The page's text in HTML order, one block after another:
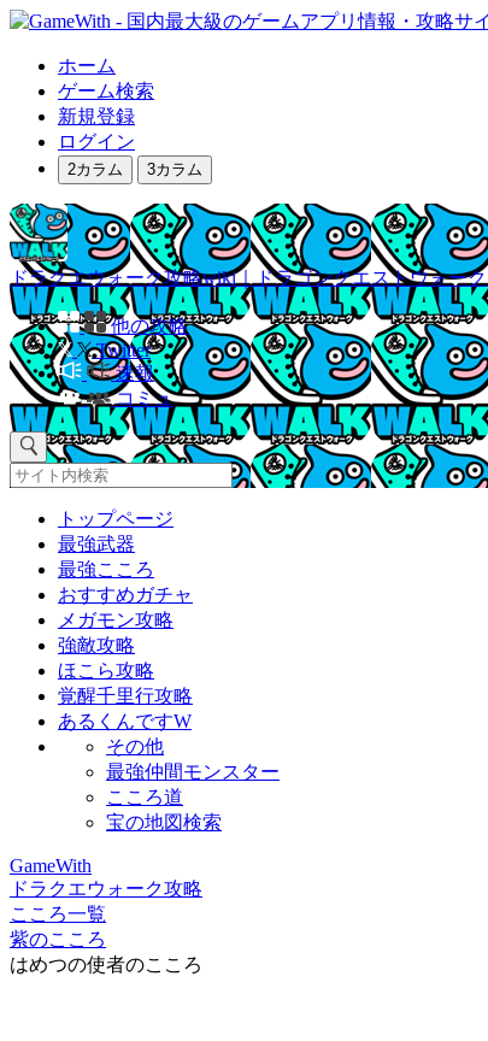
ホーム
ゲーム検索
新規登録
ログイン
2カラム 3カラム
ドラクエウォーク攻略wiki｜ドラゴンクエストウォーク
他の攻略
Twitter
速報
コミュ
トップページ
最強武器
最強こころ
おすすめガチャ
メガモン攻略
強敵攻略
ほこら攻略
覚醒千里行攻略
あるくんですW
その他
最強仲間モンスター
こころ道
宝の地図検索
GameWith
ドラクエウォーク攻略
こころ一覧
紫のこころ
はめつの使者のこころ